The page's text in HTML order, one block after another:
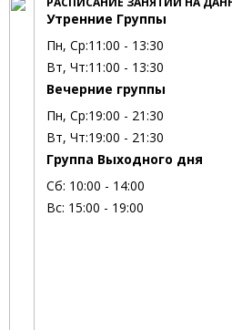
Утренние Группы
Пн, Ср:11:00 - 13:30
Вт, Чт:11:00 - 13:30
Вечерние группы
Пн, Ср:19:00 - 21:30
Вт, Чт:19:00 - 21:30
Группа Выходного дня
Сб: 10:00 - 14:00
Вс: 15:00 - 19:00